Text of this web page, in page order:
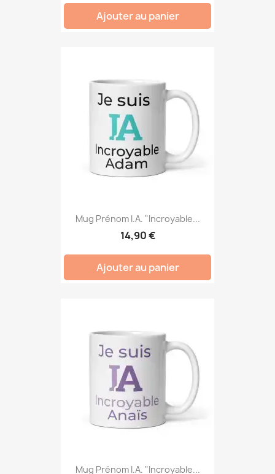
Ajouter au panier
Mug Prénom I.A. "Incroyable...
14,90 €
Ajouter au panier
Mug Prénom I.A. "Incroyable...